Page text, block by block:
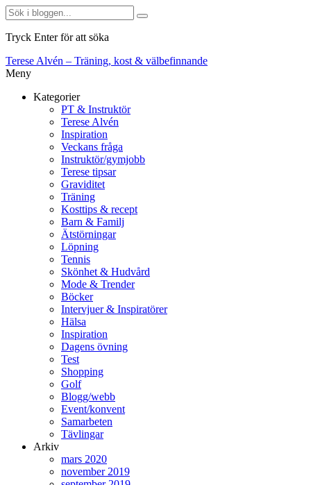
Tryck Enter för att söka
Terese Alvén – Träning, kost & välbefinnande
Meny
Kategorier
PT & Instruktör
Terese Alvén
Inspiration
Veckans fråga
Instruktör/gymjobb
Terese tipsar
Graviditet
Träning
Kosttips & recept
Barn & Familj
Ätstörningar
Löpning
Tennis
Skönhet & Hudvård
Mode & Trender
Böcker
Intervjuer & Inspiratörer
Hälsa
Inspiration
Dagens övning
Test
Shopping
Golf
Blogg/webb
Event/konvent
Samarbeten
Tävlingar
Arkiv
mars 2020
november 2019